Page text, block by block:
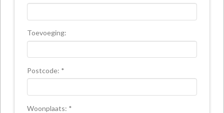
Toevoeging:
Postcode: *
Woonplaats: *